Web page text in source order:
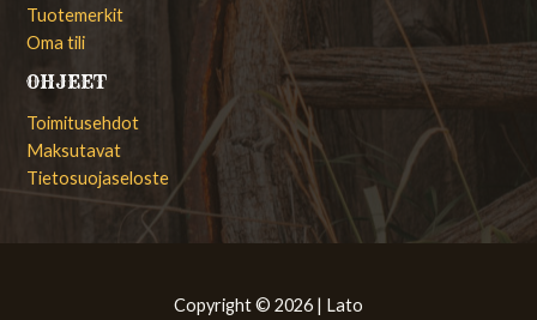
Tuotemerkit
Oma tili
OHJEET
Toimitusehdot
Maksutavat
Tietosuojaseloste
Copyright © 2026 | Lato